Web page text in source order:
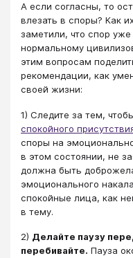
А если согласны, то
влезать в споры? Как
заметили, что спор уже
нормальному
этим вопросам
рекомендации, как
своей жизни:
1) Следите за тем,
спокойного
споры на
в этом состоянии, не
должна быть
эмоционального
спокойные лица, как
в тему.
2) Делайте паузу
перебивайте. Пауза